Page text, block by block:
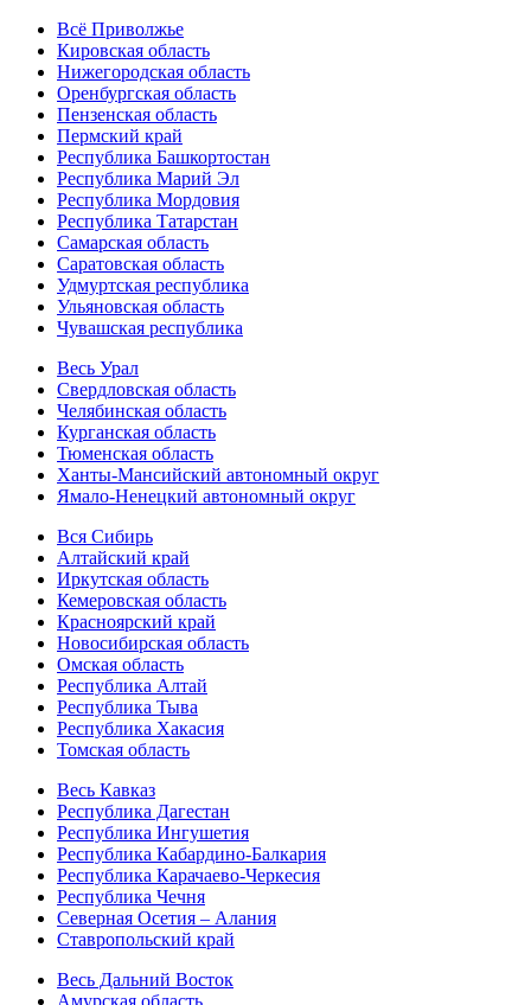
Всё Приволжье
Кировская область
Нижегородская область
Оренбургская область
Пензенская область
Пермский край
Республика Башкортостан
Республика Марий Эл
Республика Мордовия
Республика Татарстан
Самарская область
Саратовская область
Удмуртская республика
Ульяновская область
Чувашская республика
Весь Урал
Свердловская область
Челябинская область
Курганская область
Тюменская область
Ханты-Мансийский автономный округ
Ямало-Ненецкий автономный округ
Вся Сибирь
Алтайский край
Иркутская область
Кемеровская область
Красноярский край
Новосибирская область
Омская область
Республика Алтай
Республика Тыва
Республика Хакасия
Томская область
Весь Кавказ
Республика Дагестан
Республика Ингушетия
Республика Кабардино-Балкария
Республика Карачаево-Черкесия
Республика Чечня
Северная Осетия – Алания
Ставропольский край
Весь Дальний Восток
Амурская область